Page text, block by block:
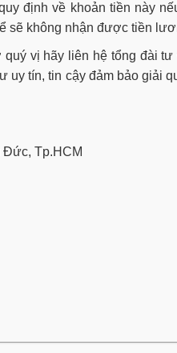
định về khoản tiền này
sẽ không nhận được tiền
vị hãy liên hệ tổng đài tư
uy tín, tin cậy đảm bảo giải
Tp.HCM